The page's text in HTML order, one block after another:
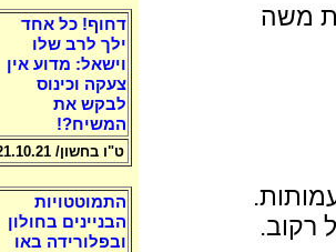
משה
רקוב.
דחוף! כל אחד
ילך לרב שלו
וישאל: מדוע אין
צעקה וכינוס
לבקש את
המשיח?!
ט"ו בחשון/ 21.10.21
התמוטטויות
הבניינים בחולון
ובפלורידה באו